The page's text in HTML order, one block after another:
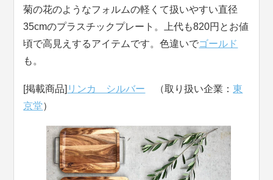
菊の花のようなフォルムの軽くて扱いやすい直径
35cmのプラスチックプレート。上代も820円とお値
頃で高見えするアイテムです。色違いでゴールド
も。
[掲載商品] リンカ シルバー （取り扱い企業：東
京堂）